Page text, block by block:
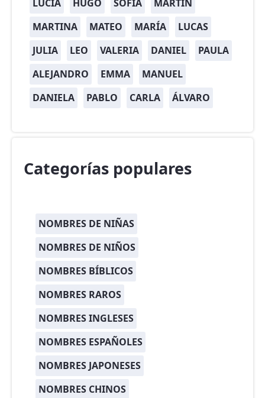
LUCÍA HUGO SOFÍA
MARTÍN
MARTINA
MATEO MARÍA
LUCAS
JULIA
LEO VALERIA DANIEL
PAULA
ALEJANDRO
EMMA
MANUEL
DANIELA
PABLO CARLA ÁLVARO
Categorías populares
NOMBRES DE NIÑAS
NOMBRES DE NIÑOS
NOMBRES BÍBLICOS
NOMBRES RAROS
NOMBRES INGLESES
NOMBRES ESPAÑOLES
NOMBRES JAPONESES
NOMBRES CHINOS